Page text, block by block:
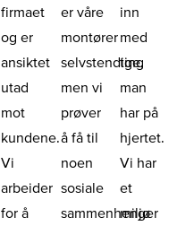
firmaet
og er
ansiktet
utad
mot
kundene.
Vi
arbeider
for å
er våre
montører
selvstendige,
men vi
prøver
å få til
noen
sosiale
sammenhenger
inn
med
ting
man
har på
hjertet.
Vi har
et
miljø